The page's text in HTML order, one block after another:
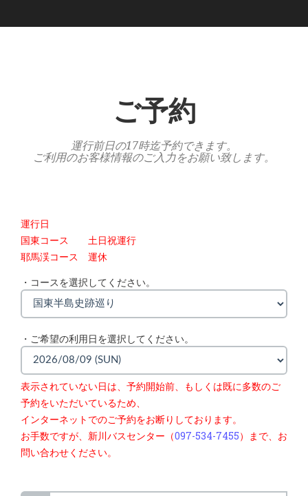
ご予約
運行前日の17時迄予約できます。
ご利用のお客様情報のご入力をお願い致します。
運行日
国東コース 土日祝運行
耶馬渓コース 運休
・コースを選択してください。
・ご希望の利用日を選択してください。
表示されていない日は、予約開始前、もしくは既に多数のご
予約をいただいているため、
インターネットでのご予約をお断りしております。
お手数ですが、新川バスセンター（097-534-7455）まで、お
問い合わせください。